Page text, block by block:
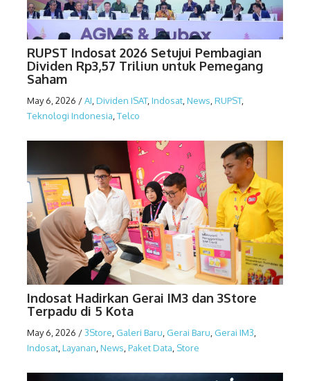
RUPST Indosat 2026 Setujui Pembagian
Dividen Rp3,57 Triliun untuk Pemegang
Saham
May 6, 2026 /AI Dividen ISAT, Indosat News RUPST,
Teknologi Indonesia Telco
Indosat Hadirkan Gerai IM3 dan 3Store
Terpadu di 5 Kota
May 6, 2026 /3Store Galeri Baru Gerai Baru Gerai IM3
Indosat Layanan News Paket Data Store